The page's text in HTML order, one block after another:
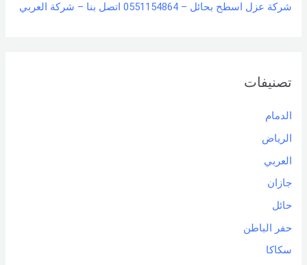
شركة عزل اسطح بحائل – 0551154864 اتصل بنا – شركة العربي
تصنيفات
الدمام
الرياض
العربي
جازان
حائل
حفر الباطن
سكاكا